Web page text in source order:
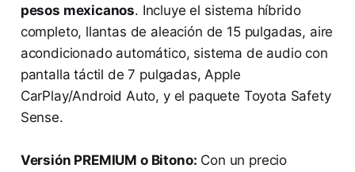
pesos mexicanos. Incluye el sistema híbrido
completo, llantas de aleación de 15 pulgadas, aire
acondicionado automático, sistema de audio con
pantalla táctil de 7 pulgadas, Apple
CarPlay/Android Auto, y el paquete Toyota Safety
Sense.
Versión PREMIUM o Bitono: Con un precio